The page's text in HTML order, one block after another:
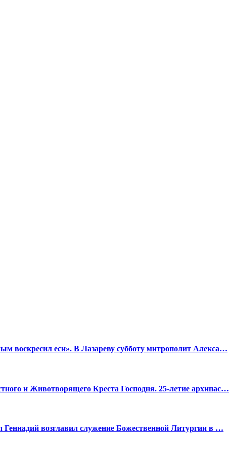
воскресил еси». В Лазареву субботу митрополит Алекса…
и Животворящего Креста Господня. 25-летие архипас…
возглавил служение Божественной Литургии в …